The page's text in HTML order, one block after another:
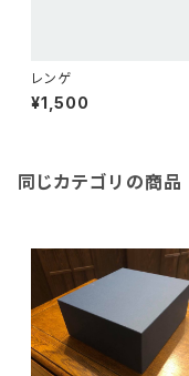
レンゲ
¥1,500
同じカテゴリの商品